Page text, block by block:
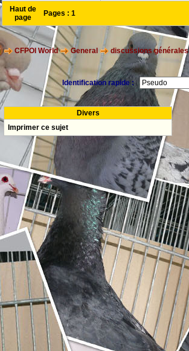
Haut de
page
Pages : 1
CFPOI World General discussions générales
Identification rapide :
Divers
Imprimer ce sujet